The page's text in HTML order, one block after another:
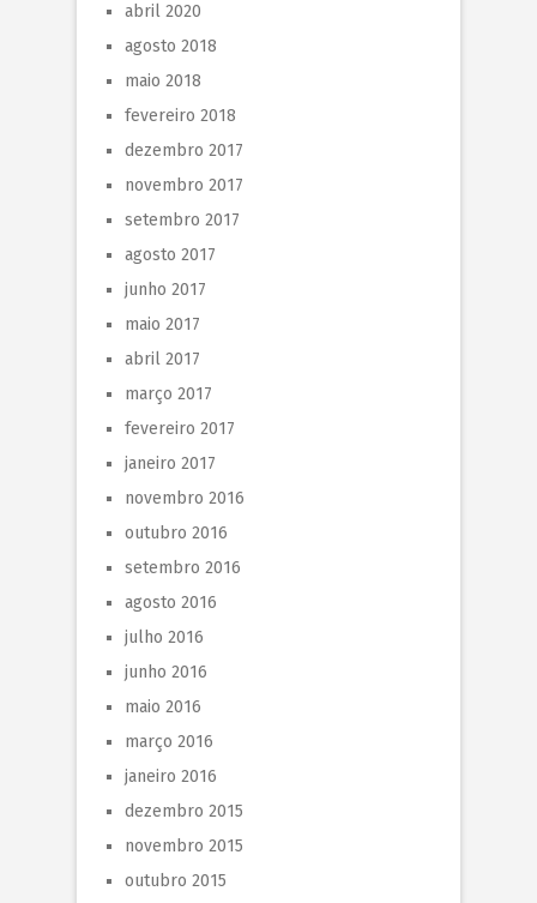
abril 2020
agosto 2018
maio 2018
fevereiro 2018
dezembro 2017
novembro 2017
setembro 2017
agosto 2017
junho 2017
maio 2017
abril 2017
março 2017
fevereiro 2017
janeiro 2017
novembro 2016
outubro 2016
setembro 2016
agosto 2016
julho 2016
junho 2016
maio 2016
março 2016
janeiro 2016
dezembro 2015
novembro 2015
outubro 2015